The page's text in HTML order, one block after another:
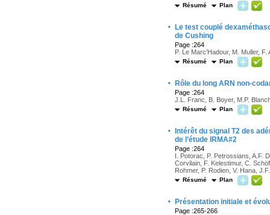
Résumé Plan
·
Le test couplé
de Cushing
Page :264
P. Le Marc’Hadour, M. Muller,
Résumé Plan
· Rôle du long ARN non-
Page :264
J.L. Franc, B. Boyer, M.P.
Résumé Plan
·
Intérêt du signal T2 des
de l’étude IRMA#2
Page :264
I. Potorac, P. Petrossians, A.F.
Corvilain, F. Kelestimur, C.
Rohmer, P. Rodien, V. Hana,
Résumé Plan
· Présentation initiale et
Page :265-266